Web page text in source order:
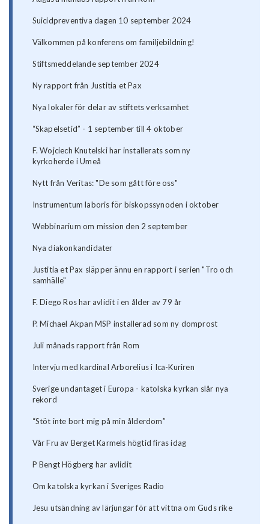
Suicidpreventiva dagen 10 september 2024
Välkommen på konferens om familjebildning!
Stiftsmeddelande september 2024
Ny rapport från Justitia et Pax
Nya lokaler för delar av stiftets verksamhet
“Skapelsetid” - 1 september till 4 oktober
F. Wojciech Knutelski har installerats som ny
kyrkoherde i Umeå
Nytt från Veritas: "De som gått före oss"
Instrumentum laboris för biskopssynoden i oktober
Webbinarium om mission den 2 september
Nya diakonkandidater
Justitia et Pax släpper ännu en rapport i serien "Tro och
samhälle"
F. Diego Ros har avlidit i en ålder av 79 år
P. Michael Akpan MSP installerad som ny domprost
Juli månads rapport från Rom
Intervju med kardinal Arborelius i Ica-Kuriren
Sverige undantaget i Europa - katolska kyrkan slår nya
rekord
“Stöt inte bort mig på min ålderdom”
Vår Fru av Berget Karmels högtid firas idag
P Bengt Högberg har avlidit
Om katolska kyrkan i Sveriges Radio
Jesu utsändning av lärjungar för att vittna om Guds rike